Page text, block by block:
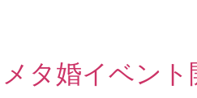
タ婚イベント